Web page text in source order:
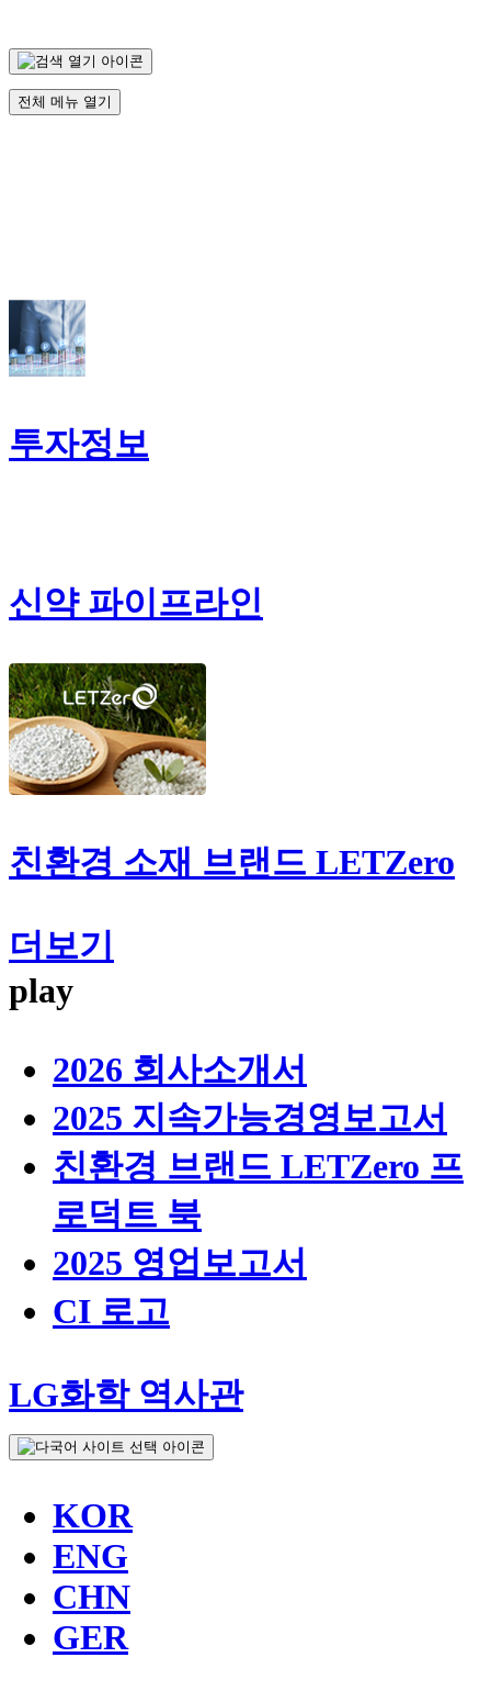
전체 메뉴 열기
투자정보
신약 파이프라인
친환경 소재 브랜드 LETZero
더보기
play
2026 회사소개서
2025 지속가능경영보고서
친환경 브랜드 LETZero 프
로덕트 북
2025 영업보고서
CI 로고
LG화학 역사관
KOR
ENG
CHN
GER